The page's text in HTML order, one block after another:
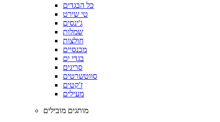
כל הבגדים
טי שירט
ג'ינסים
שמלות
חולצות
מכנסיים
בגדי ים
סריגים
סווטשרטים
ז'קטים
מעילים
מותגים מובילים